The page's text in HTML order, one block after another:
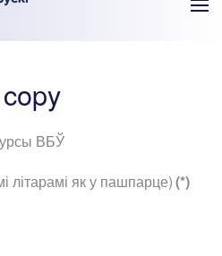
ВБЎ
літарамі як у пашпарце)(*)